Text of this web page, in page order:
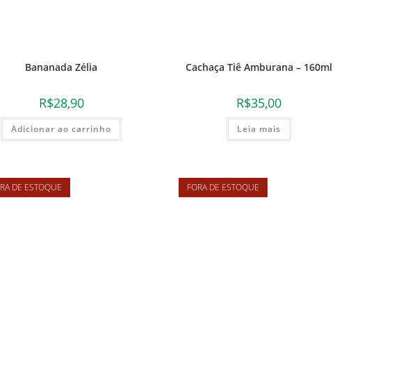
Bananada Zélia
R$28,90
Adicionar ao carrinho
Cachaça Tiê Amburana – 160ml
R$35,00
Leia mais
DE ESTOQUE FORA DE ESTOQUE